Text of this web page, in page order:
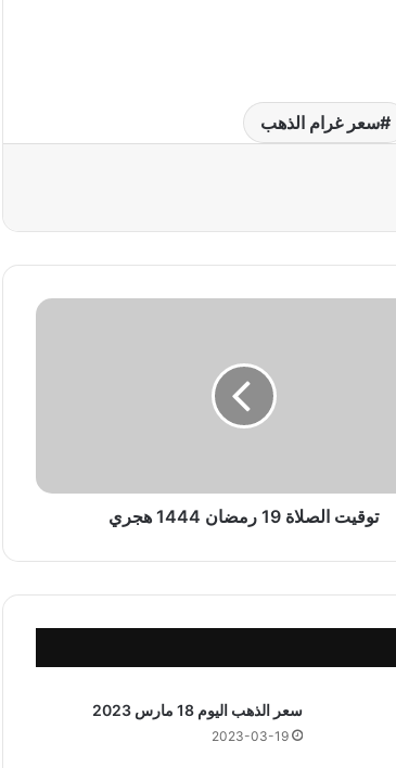
سعر غرام الذهب
توقيت الصلاة 19 رمضان 1444 هجري
سعر الذهب اليوم 18 مارس 2023
2023-03-19